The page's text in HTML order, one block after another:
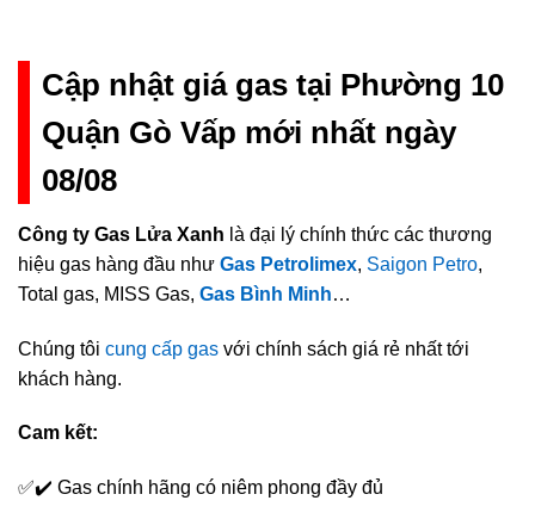
Cập nhật giá gas tại Phường 10
Quận Gò Vấp mới nhất ngày
08/08
Công ty Gas Lửa Xanh là đại lý chính thức các thương
hiệu gas hàng đầu như Gas Petrolimex, Saigon Petro,
Total gas, MISS Gas, Gas Bình Minh…
Chúng tôi cung cấp gas với chính sách giá rẻ nhất tới
khách hàng.
Cam kết:
✅✔️ Gas chính hãng có niêm phong đầy đủ